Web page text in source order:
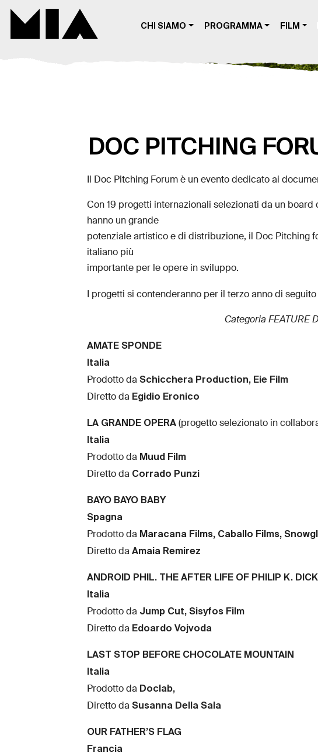
CHI SIAMO PROGRAMMA FILM
MIA DIGITAL
DOC PITCHING
Il Doc Pitching Forum è un evento dedicato ai
Con 19 progetti internazionali selezionati da un
hanno un grande
potenziale artistico e di distribuzione, il Doc Pitching
italiano più
importante per le opere in sviluppo.
I progetti si contenderanno per il terzo anno di
Categoria FEATURE
AMATE SPONDE
Italia
Prodotto da Schicchera Production, Eie Film
Diretto da Egidio Eronico
LA GRANDE OPERA (progetto selezionato in
Italia
Prodotto da Muud Film
Diretto da Corrado Punzi
BAYO BAYO BABY
Spagna
Prodotto da Maracana Films, Caballo Films,
Diretto daAmaia Remirez
ANDROID PHIL. THE AFTER LIFE OF PHILIP K. DICK
Italia
Prodotto da Jump Cut, Sisyfos Film
Diretto da Edoardo Vojvoda
LAST STOP BEFORE CHOCOLATE MOUNTAIN
Italia
Prodotto da Doclab,
Diretto daSusanna Della Sala
OUR FATHER’S FLAG
Francia